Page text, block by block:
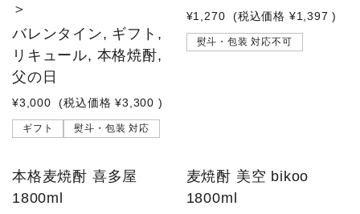
＞
バレンタイン, ギフト,
リキュール, 本格焼酎,
父の日
¥3,000 (税込価格 ¥3,300 )
ギフト 熨斗・包装 対応
¥1,270 (税込価格 ¥1,397 )
熨斗・包装 対応不可
本格麦焼酎 喜多屋
1800ml
麦焼酎 美空 bikoo
1800ml